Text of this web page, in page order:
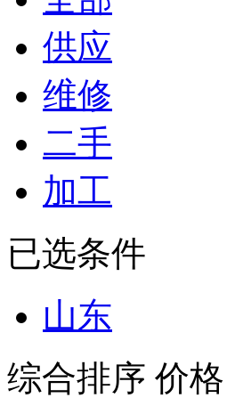
供应
维修
二手
加工
已选条件
山东
综合排序 价格